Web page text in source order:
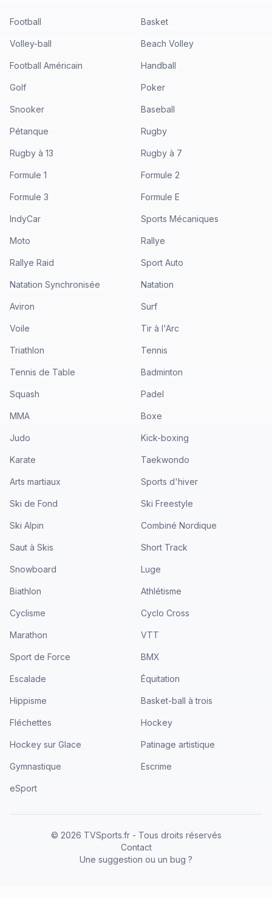
Football Basket
Volley-ball Beach Volley
Football Américain Handball
Golf Poker
Snooker Baseball
Pétanque Rugby
Rugby à 13 Rugby à 7
Formule 1 Formule 2
Formule 3 Formule E
IndyCar Sports Mécaniques
Moto Rallye
Rallye Raid Sport Auto
Natation Synchronisée Natation
Aviron Surf
Voile Tir à l'Arc
Triathlon Tennis
Tennis de Table Badminton
Squash Padel
MMA Boxe
Judo Kick-boxing
Karate Taekwondo
Arts martiaux Sports d'hiver
Ski de Fond Ski Freestyle
Ski Alpin Combiné Nordique
Saut à Skis Short Track
Snowboard Luge
Biathlon Athlétisme
Cyclisme Cyclo Cross
Marathon VTT
Sport de Force BMX
Escalade Équitation
Hippisme Basket-ball à trois
Fléchettes Hockey
Hockey sur Glace Patinage artistique
Gymnastique Escrime
eSport
© 2026 TVSports.fr - Tous droits réservés
Contact
Une suggestion ou un bug ?